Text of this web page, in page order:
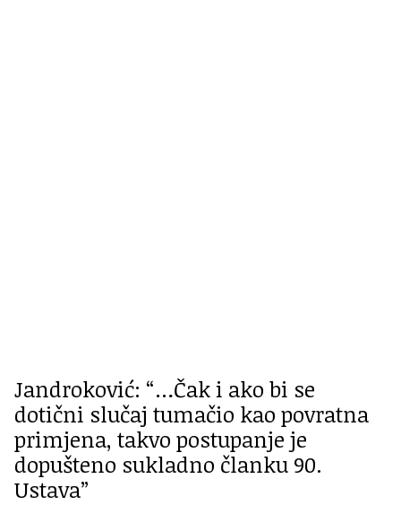
Jandroković: “…Čak i ako bi se
dotični slučaj tumačio kao povratna
primjena, takvo postupanje je
dopušteno sukladno članku 90.
Ustava”